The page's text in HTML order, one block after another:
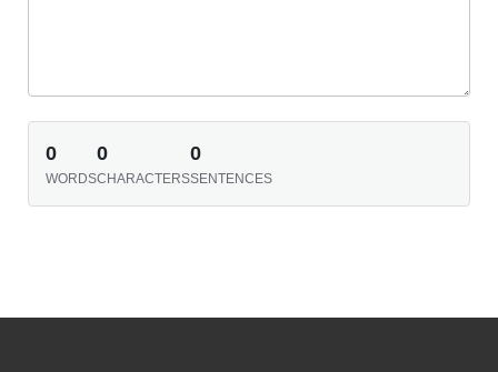
0
WORDS
0
CHARACTERS
0
SENTENCES